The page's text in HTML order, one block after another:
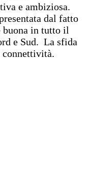
e ambiziosa.
dal fatto
buona in tutto il
e Sud. La sfida
connettività.